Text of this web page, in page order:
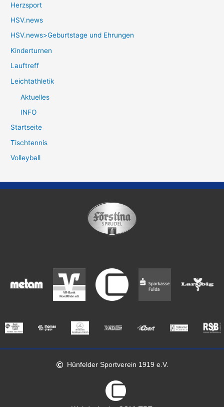
Herzsport
HSV.news
HSV.news>Geburtstage und Ehrungen
Kinderturnen
Lauftreff
Leichtathletik
Aktuelles
INFO
Startseite
Tischtennis
Volleyball
Hünfelder Sportverein 1919 e.V.